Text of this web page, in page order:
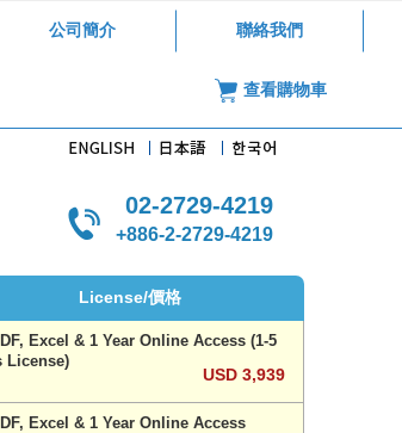
公司簡介 聯絡我們
查看購物車
02-2729-4219
+886-2-2729-4219
License/價格
Excel & 1 Year Online Access (1-5
License)
USD 3,939
Excel & 1 Year Online Access